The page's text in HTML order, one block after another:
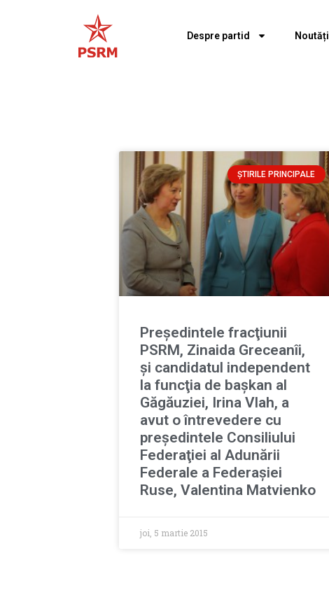
Despre partid Noutăți
ȘTIRILE PRINCIPALE
Preşedintele fracţiunii
PSRM, Zinaida Greceanîi,
şi candidatul independent
la funcţia de başkan al
Găgăuziei, Irina Vlah, a
avut o întrevedere cu
preşedintele Consiliului
Federaţiei al Adunării
Federale a Federaşiei
Ruse, Valentina Matvienko
joi, 5 martie 2015